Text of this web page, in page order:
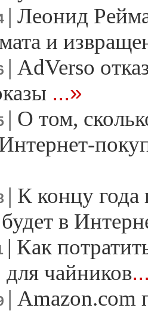
| Леонид
и
| AdVerso
...»
| О том,
| К концу года
в
| Как
для чайников
| Amazon.com